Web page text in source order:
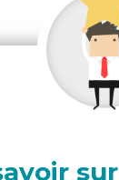
sur